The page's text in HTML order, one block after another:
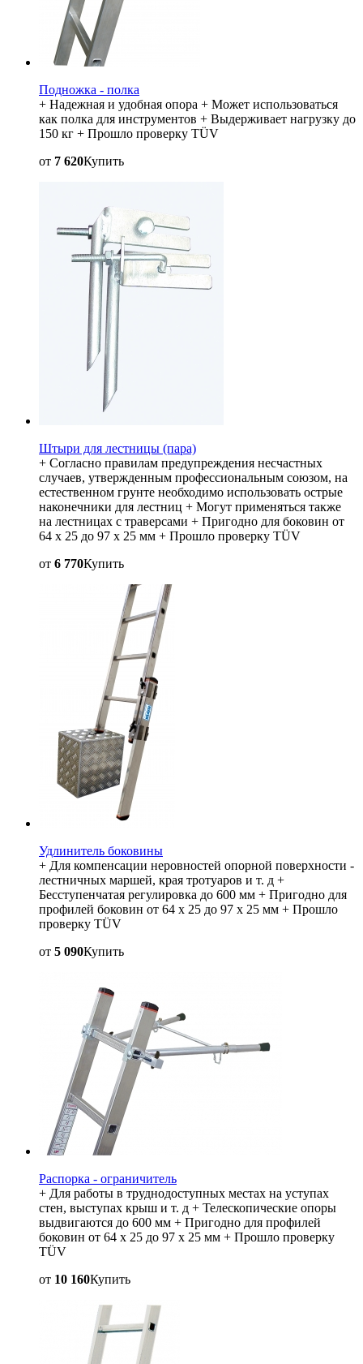
Подножка - полка
+ Надежная и удобная опора + Может использоваться
как полка для инструментов + Выдерживает нагрузку до
150 кг + Прошло проверку TÜV
от 7 620Купить
Штыри для лестницы (пара)
+ Согласно правилам предупреждения несчастных
случаев, утвержденным профессиональным союзом, на
естественном грунте необходимо использовать острые
наконечники для лестниц + Могут применяться также
на лестницах с траверсами + Пригодно для боковин от
64 x 25 до 97 x 25 мм + Прошло проверку TÜV
от 6 770Купить
Удлинитель боковины
+ Для компенсации неровностей опорной поверхности -
лестничных маршей, края тротуаров и т. д +
Бесступенчатая регулировка до 600 мм + Пригодно для
профилей боковин от 64 x 25 до 97 x 25 мм + Прошло
проверку TÜV
от 5 090Купить
Распорка - ограничитель
+ Для работы в труднодоступных местах на уступах
стен, выступах крыш и т. д + Телескопические опоры
выдвигаются до 600 мм + Пригодно для профилей
боковин от 64 x 25 до 97 x 25 мм + Прошло проверку
TÜV
от 10 160Купить